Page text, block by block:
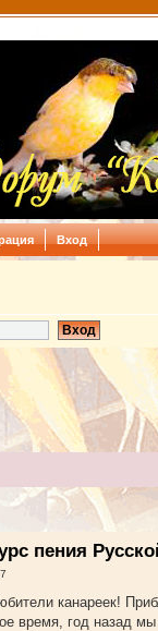
Вход
пения
канареек!
время, год назад